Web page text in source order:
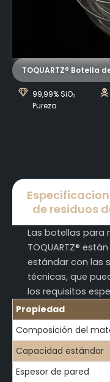
TOQUARTZ® Botella
99,99% SiO₂
Pureza
de residuos
Las botellas para
TOQUARTZ®
estándar con las
técnicas, que
los requisitos
Propiedad
Composición del
Capacidad estándar
Espesor de pared